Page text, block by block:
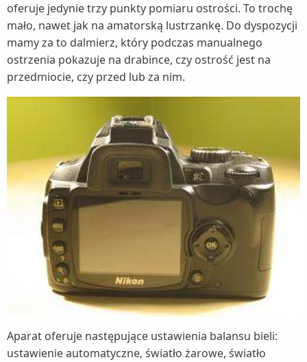
oferuje jedynie trzy punkty pomiaru ostrości. To trochę
mało, nawet jak na amatorską lustrzankę. Do dyspozycji
mamy za to dalmierz, który podczas manualnego
ostrzenia pokazuje na drabince, czy ostrość jest na
przedmiocie, czy przed lub za nim.
Aparat oferuje następujące ustawienia balansu bieli:
ustawienie automatyczne, światło żarowe, światło